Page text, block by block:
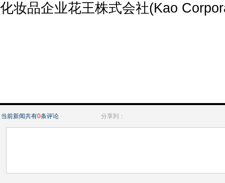
化妆品企业花王株式会社(Kao
当前新闻共有0条评论 分享到：